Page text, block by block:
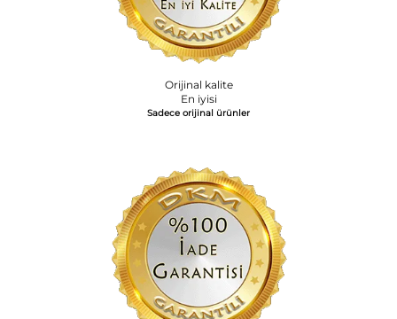
Orijinal kalite
En iyisi
Sadece orijinal ürünler